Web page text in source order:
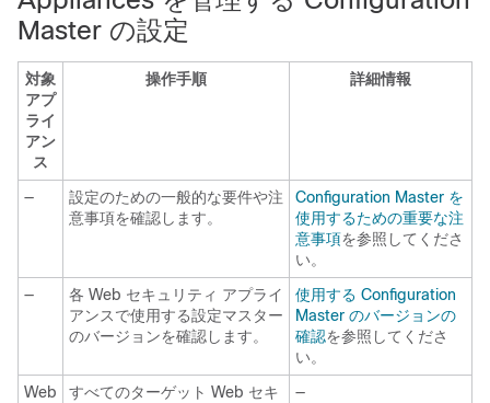
Master の設定
対象
アプ
ライ
アン
ス
操作手順 詳細情報
—
設定のための一般的な要件や注
意事項を確認します。
Configuration Master を
使用するための重要な注
意事項を参照してくださ
い。
—
各 Web セキュリティ アプライ
アンスで使用する設定マスター
のバージョンを確認します。
使用する Configuration
Master のバージョンの
確認を参照してくださ
い。
Web
すべてのターゲット Web セキ
—